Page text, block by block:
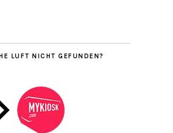
LUFT NICHT GEFUNDEN?